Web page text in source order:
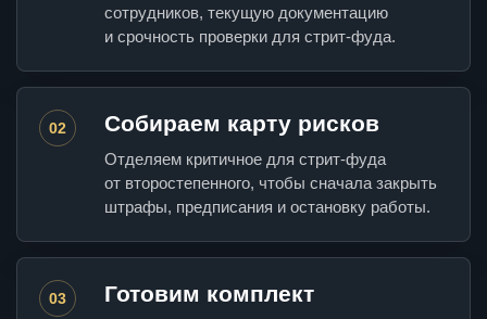
сотрудников, текущую документацию
и срочность проверки для стрит-фуда.
02 Собираем карту рисков
Отделяем критичное для стрит-фуда
от второстепенного, чтобы сначала закрыть
штрафы, предписания и остановку работы.
03 Готовим комплект